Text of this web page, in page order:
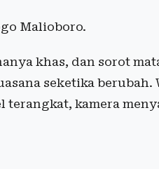
Malioboro.
khas, dan sorot
seketika
terangkat, kamera